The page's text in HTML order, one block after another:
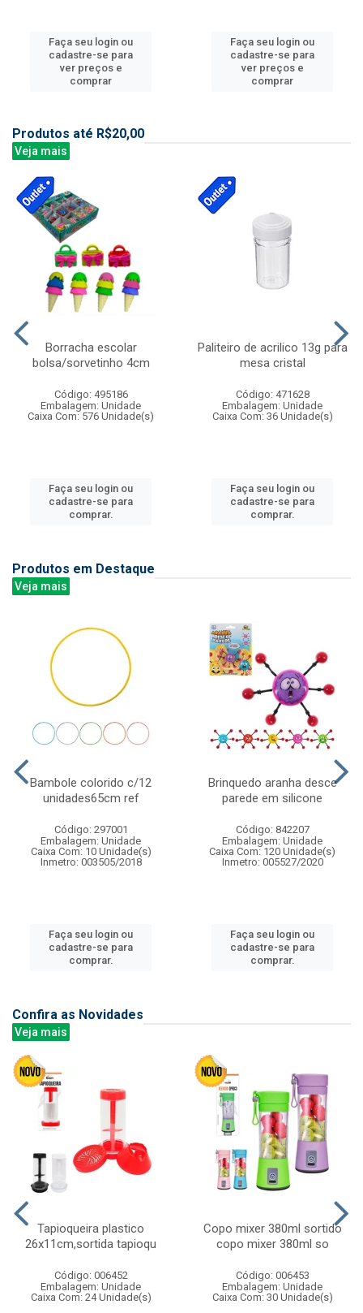
Faça seu login ou
cadastre-se para
ver preços e
comprar
Faça seu login ou
cadastre-se para
ver preços e
comprar
Produtos até R$20,00
Veja mais
Borracha escolar
bolsa/sorvetinho 4cm
Código: 495186
Embalagem: Unidade
Caixa Com: 576 Unidade(s)
Faça seu login ou
cadastre-se para
comprar.
Paliteiro de acrilico 13g para
mesa cristal
Código: 471628
Embalagem: Unidade
Caixa Com: 36 Unidade(s)
Faça seu login ou
cadastre-se para
comprar.
Produtos em Destaque
Veja mais
Bambole colorido c/12
unidades65cm ref
Código: 297001
Embalagem: Unidade
Caixa Com: 10 Unidade(s)
Inmetro: 003505/2018
Faça seu login ou
cadastre-se para
comprar.
Brinquedo aranha desce
parede em silicone
Código: 842207
Embalagem: Unidade
Caixa Com: 120 Unidade(s)
Inmetro: 005527/2020
Faça seu login ou
cadastre-se para
comprar.
Confira as Novidades
Veja mais
Tapioqueira plastico
26x11cm,sortida tapioqu
Código: 006452
Embalagem: Unidade
Caixa Com: 24 Unidade(s)
Copo mixer 380ml sortido
copo mixer 380ml so
Código: 006453
Embalagem: Unidade
Caixa Com: 30 Unidade(s)